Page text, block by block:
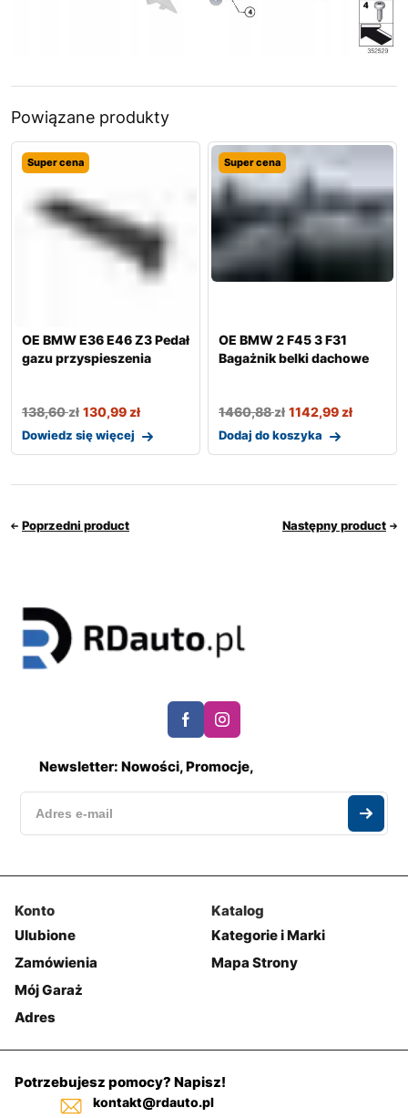
Powiązane produkty
Super cena
OE BMW E36 E46 Z3 Pedał
gazu przyspieszenia
138,60zł 130,99zł
Dowiedz się więcej
Super cena
OE BMW 2 F45 3 F31
Bagażnik belki dachowe
1460,88zł 1142,99zł
Dodaj do koszyka
Poprzedni product Następny product
Newsletter: Nowości, Promocje,
Konto
Ulubione
Zamówienia
Mój Garaż
Adres
Katalog
Kategorie i Marki
Mapa Strony
Potrzebujesz pomocy? Napisz!
kontakt@rdauto.pl